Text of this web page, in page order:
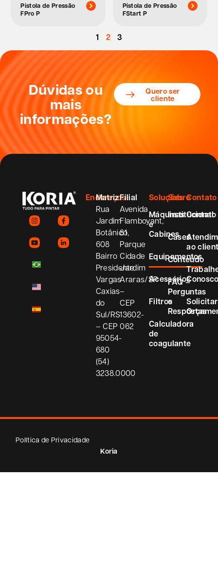
Pistola de Pressão
FPro P
Pistola de Pressão
FStart P
1 2 3
Dúvidas ou
mais
informações?
Quero ser
cliente
Endereços
Matriz
Rua
Jardim
Botânico,
608
Bairro
Presidente
Vargas
Caxias
do
Sul/RS
– CEP
95054-
680
(54)
3238.0000
Filial
Avenida
Flamboyant,
81
Parque
Cidade
Jardim
Araras/SP
–
CEP
13602-
062
Soluções
Máquinas
e
Cabines
Equipamentos
Acessórios
Filtros
Calculadora
de
coagulante
Sobre
Institucional
Cases
Conteúdo
FAQ –
Perguntas
e
Respostas
Contato
Contato
ao
Solicitar
Política de Privacidade
Koria